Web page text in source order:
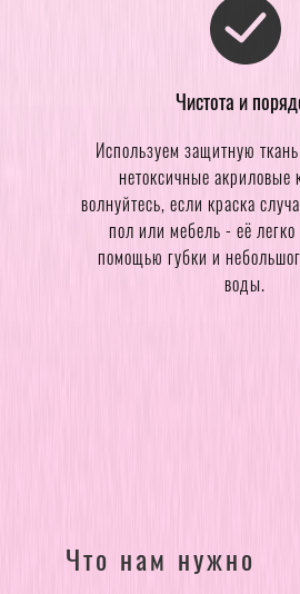
Чистота и
Используем защитную
нетоксичные акриловые
волнуйтесь, если краска
пол или мебель - её легко
помощью губки и
воды.
Что нам нужно